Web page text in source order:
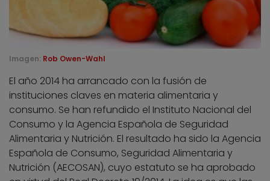
Imagen: Rob Owen-Wahl
El año 2014 ha arrancado con la fusión de
instituciones claves en materia alimentaria y
consumo. Se han refundido el Instituto Nacional del
Consumo y la Agencia Española de Seguridad
Alimentaria y Nutrición. El resultado ha sido la Agencia
Española de Consumo, Seguridad Alimentaria y
Nutrición (AECOSAN), cuyo estatuto se ha aprobado